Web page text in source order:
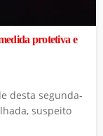
protetiva e
desta segunda-
suspeito